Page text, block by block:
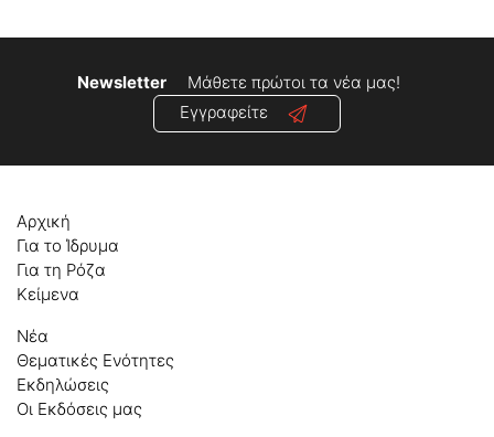
Newsletter
Μάθετε πρώτοι τα νέα μας!
Εγγραφείτε
Αρχική
Για το Ίδρυμα
Για τη Ρόζα
Κείμενα
Νέα
Θεματικές Ενότητες
Εκδηλώσεις
Οι Εκδόσεις μας